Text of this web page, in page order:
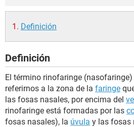
NUTRICIÓN
SEXUALIDAD
GLOSARIO
Definición
Definición
El término rinofaringe
referirnos a la zona de la faringe
las fosas nasales, por encima del
rinofaringe está formadas por las
fosas nasales), la úvula y las fosas